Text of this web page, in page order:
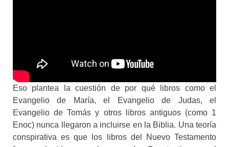
Eso plantea la cuestión de por qué libros como el
Evangelio de María, el Evangelio de Judas, el
Evangelio de Tomás y otros libros antiguos (como 1
Enoc) nunca llegaron a incluirse en la Biblia. Una teoría
conspirativa es que los libros del Nuevo Testamento